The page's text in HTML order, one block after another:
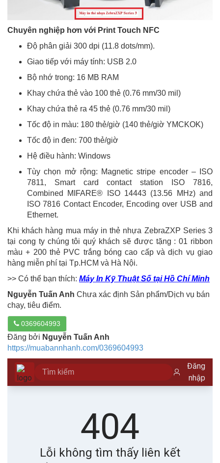
Chuyên nghiệp hơn với Print Touch NFC
Độ phân giải 300 dpi (11.8 dots/mm).
Giao tiếp với máy tính: USB 2.0
Bộ nhớ trong: 16 MB RAM
Khay chứa thẻ vào 100 thẻ (0.76 mm/30 mil)
Khay chứa thẻ ra 45 thẻ (0.76 mm/30 mil)
Tốc độ in màu: 180 thẻ/giờ (140 thẻ/giờ YMCKOK)
Tốc độ in đen: 700 thẻ/giờ
Hệ điều hành: Windows
Tùy chọn mở rộng: Magnetic stripe encoder – ISO
7811, Smart card contact station ISO 7816,
Combined MIFARE® ISO 14443 (13.56 MHz) and
ISO 7816 Contact Encoder, Encoding over USB and
Ethernet.
Khi khách hàng mua máy in thẻ nhựa ZebraZXP Series 3
tại cong ty chúng tôi quý khách sẽ được tặng : 01 ribbon
màu + 200 thẻ PVC trắng bóng cao cấp và dịch vụ giao
hàng miễn phí tại Tp.HCM và Hà Nội.
>> Có thể bạn thích: Máy In Kỹ Thuật Số tại Hồ Chí Minh
Nguyễn Tuấn Anh Chưa xác định Sản phẩm/Dịch vụ bán
chạy, tiêu điểm.
0369604993
Đăng bởi Nguyễn Tuấn Anh
https://muabannhanh.com/0369604993